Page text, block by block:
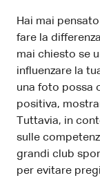
Hai mai
fare la
mai chiesto se
influenzare la
una foto possa
positiva,
Tuttavia, in
sulle
grandi club
per evitare